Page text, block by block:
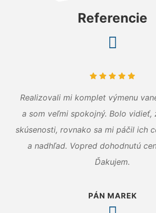
Referencie
Realizovali mi komplet výmenu
a som veľmi spokojný. Bolo vidieť,
skúsenosti, rovnako sa mi páčil ich
a nadhľad. Vopred dohodnutú
Ďakujem.
PÁN MAREK